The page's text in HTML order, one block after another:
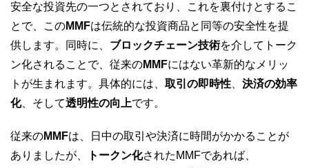
安全な投資先の一つとされており、これを裏付けとするこ
とで、このMMFは伝統的な投資商品と同等の安全性を提
供します。同時に、 ブロックチェーン技術を介してトーク
ン化されることで、従来のMMFにはない革新的なメリッ
トが生まれます。具体的には、 取引の即時性
決済の効率
化、そして透明性の向上です。
従来のMMFは、日中の取引や決済に時間がかかることが
ありましたが、
トークン化されたMMFであれば、